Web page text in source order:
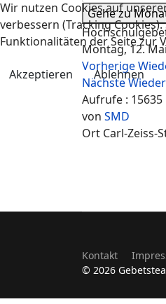
Gehe zu
Montag, 12.
Vorherige
Nächste
Aufrufe : 15635
von SMD
Ort Carl-Zeiss-
Kontakt
© 2026
Wir nutzen Cookies auf
verbessern (Tracking
Funktionalitäten der Seite zur
Akzeptieren Ablehnen